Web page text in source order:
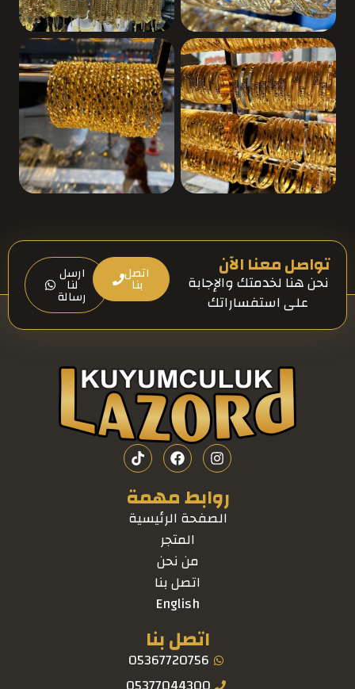
تواصل معنا الآن
نحن هنا لخدمتك والإجابة
على استفساراتك
اتصل
بنا
ارسل
لنا
رسالة
روابط مهمة
الصفحة الرئيسية
المتجر
من نحن
اتصل بنا
English
اتصل بنا
05367720756